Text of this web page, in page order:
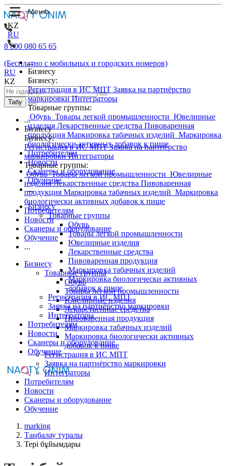
KZ
RU
...
Бизнесу
Бизнесу:
Регистрация в ИС МПТ Заявка на партнёрство
маркировкиИнтеграторы
Товарные группы:
Обувь Товары легкой промышленности Ювелирные
изделия Лекарственные средства Пивоваренная
продукция Маркировка табачных изделий Маркировка
биологически активных добавок к пище
Потребителям
Новости
Сканеры и оборудование
Обучение
...
Бизнесу
Товарные группы
Обувь
Товары легкой промышленности
Ювелирные изделия
Лекарственные средства
Пивоваренная продукция
Маркировка табачных изделий
Маркировка биологически активных
добавок к пище
Регистрация в ИС МПТ
Заявка на партнёрство маркировки
Интеграторы
Потребителям
Новости
Сканеры и оборудование
Обучение
8 800 080 65 65
(Бесплатно с мобильных и городских номеров)
RU
KZ
Табу
...
Бизнесу
Бизнесу:
Регистрация в ИС МПТЗаявка на партнёрство
маркировкиИнтеграторы
Товарные группы:
ОбувьТовары легкой промышленности Ювелирные
изделияЛекарственные средства Пивоваренная
продукция Маркировка табачных изделий Маркировка
биологически активных добавок к пище
Потребителям
Новости
Сканеры и оборудование
Обучение
...
Бизнесу
Товарные группы
Обувь
Товары легкой промышленности
Ювелирные изделия
Лекарственные средства
Пивоваренная продукция
Маркировка табачных изделий
Маркировка биологически активных
добавок к пище
Регистрация в ИС МПТ
Заявка на партнёрство маркировки
Интеграторы
Потребителям
Новости
Сканеры и оборудование
Обучение
marking
Таңбалау туралы
Тері бұйымдары